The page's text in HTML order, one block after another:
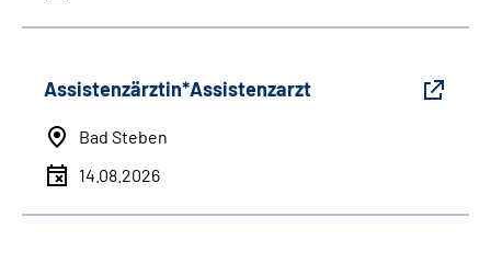
Assistenzärztin*Assistenzarzt
Bad Steben
14.08.2026